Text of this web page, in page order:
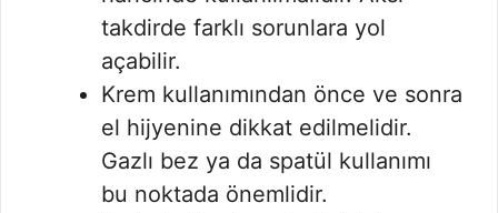
takdirde farklı sorunlara yol
açabilir.
Krem kullanımından önce ve sonra
el hijyenine dikkat edilmelidir.
Gazlı bez ya da spatül kullanımı
bu noktada önemlidir.